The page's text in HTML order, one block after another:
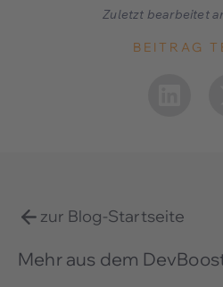
Zuletzt bearbeitet
BEITRAG
zur Blog-Startseite
Mehr aus dem